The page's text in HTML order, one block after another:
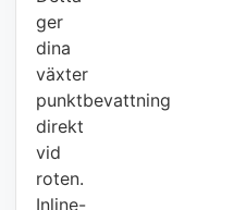
ger
dina
växter
punktbevattning
direkt
vid
roten.
Inline-